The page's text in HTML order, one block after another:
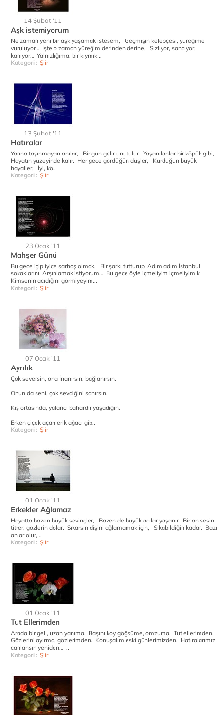
14 Şubat '11
Aşk istemiyorum
Ne zaman yeni bir aşk yaşamak istesem, Geçmişin kelepçesi, yüreğime
vuruluyor… İşte o zaman yüreğim derinden derine, Sızlıyor, sancıyor,
kanıyor… Yalnızlığıma, bir kıymık ..
Kategori : Şiir
13 Şubat '11
Hatıralar
Yarına taşınmayan anılar, Bir gün gelir unutulur. Yaşanılanlar bir köpük gibi,
Hayatın yüzeyinde kalır. Her gece gördüğün düşler, Kurduğun büyük
hayaller, İyi, kö..
Kategori : Şiir
23 Ocak '11
Mahşer Günü
Bu gece içip iyice sarhoş olmak, Bir şarkı tutturup Adım adım İstanbul
sokaklarını Arşınlamak istiyorum… Bu gece öyle içmeliyim içmeliyim ki
Kimsenin acıdığını görmiyeyim...
Kategori : Şiir
07 Ocak '11
Ayrılık
Çok seversin, ona İnanırsın, bağlanırsın.
Onun da seni, çok sevdiğini sanırsın.
Kış ortasında, yalancı bahardır yaşadığın.
Erken çiçek açan erik ağacı gib..
Kategori : Şiir
01 Ocak '11
Erkekler Ağlamaz
Hayatta bazen büyük sevinçler, Bazen de büyük acılar yaşanır. Bir an sesin
titrer, gözlerin dolar. Sıkarsın dişini ağlamamak için, Sıkabildiğin kadar. Bazı
anlar olur, ..
Kategori : Şiir
01 Ocak '11
Tut Ellerimden
Arada bir gel , uzan yanıma. Başını koy göğsüme, omzuma. Tut ellerimden.
Gözlerini ayırma, gözlerimden. Konuşalım eski günlerimizden. Hatıralarımız
canlansın yeniden… ..
Kategori : Şiir